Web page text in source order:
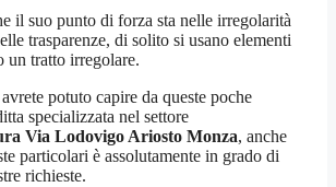
il suo punto di forza sta nelle irregolarità
trasparenze, di solito si usano elementi
un tratto irregolare.
potuto capire da queste poche
specializzata nel settore
Via Lodovigo Ariosto Monza, anche
particolari è assolutamente in grado di
richieste.